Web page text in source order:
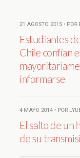
21 AGOSTO 2015 • POR
Estudiantes
Chile confían
informarse
4 MAYO 2014 • POR
El salto de un
de su